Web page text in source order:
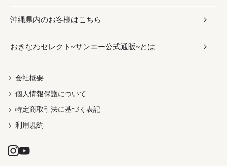
みそ
だし／スパイス／島唐辛子
スナック
おつまみ
紅芋
ワイン・ウィスキー・カクテル
ドリンク
茶葉
ボディケア
ヘアケア
UVケア
メンズ
レディース
雑貨
沖縄ファッション
伝統工芸品
沖縄県内のお客様はこちら
おきなわセレクト~サンエー公式通販~とは
会社概要
個人情報保護について
特定商取引法に基づく表記
利用規約